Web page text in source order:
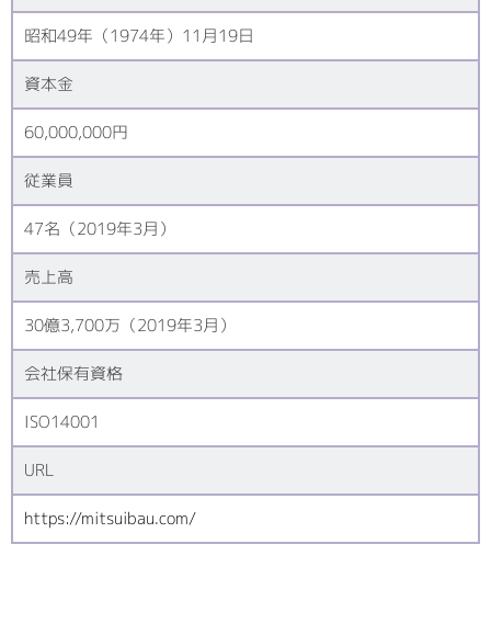
昭和49年（1974年）11月19日
資本金
60,000,000円
従業員
47名（2019年3月）
売上高
30億3,700万（2019年3月）
会社保有資格
ISO14001
URL
https://mitsuibau.com/